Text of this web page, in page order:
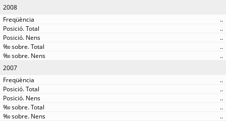
2008
..
..
..
..
..
2007
..
..
..
..
..